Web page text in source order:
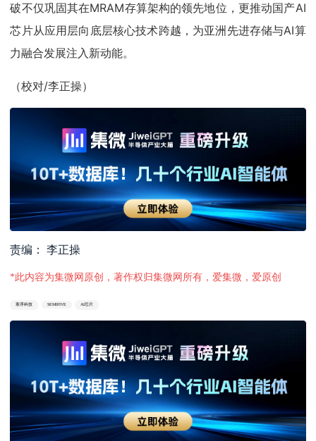
破不仅巩固其在MRAM存算架构的领先地位，更推动国产AI
芯片从应用层向底层核心技术跨越，为亚洲先进存储与AI算
力融合发展注入新动能。
（校对/李正操）
责编： 李正操
*此内容为集微网原创，著作权归集微网所有，爱集微，爱原创
寒序科技 SEMIFIVE AI芯片